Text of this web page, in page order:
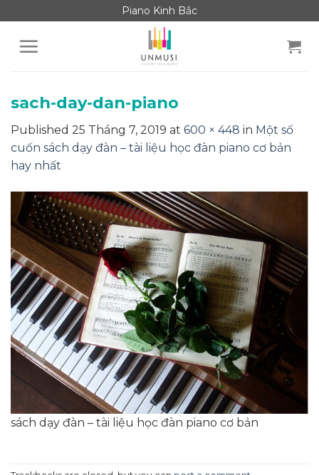
to
content
Piano Kinh Bắc
sach-day-dan-piano
Published 25 Tháng 7, 2019 at 600 × 448 in Một số
cuốn sách dạy đàn – tài liệu học đàn piano cơ bản
hay nhất
sách dạy đàn – tài liệu học đàn piano cơ bản